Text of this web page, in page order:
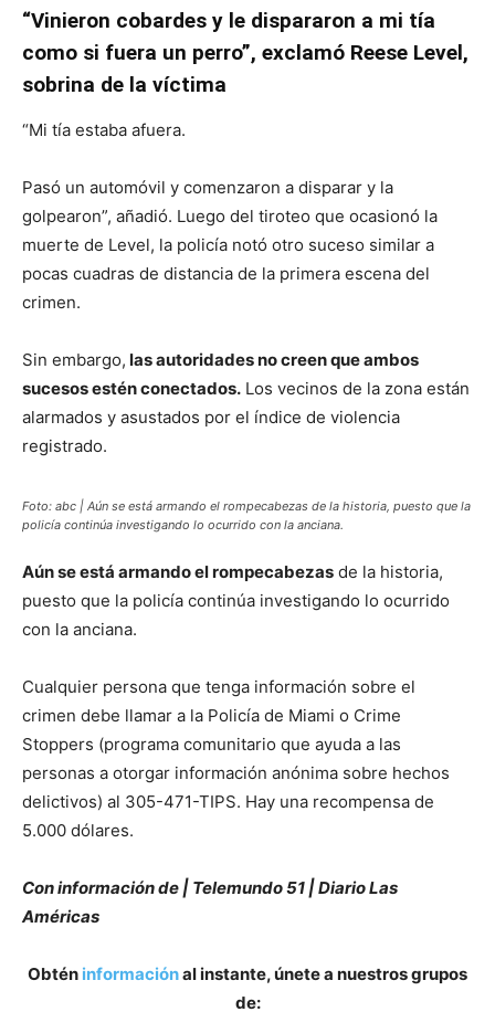
“Vinieron cobardes y le dispararon a mi tía
como si fuera un perro”, exclamó Reese Level,
sobrina de la víctima
“Mi tía estaba afuera.
Pasó un automóvil y comenzaron a disparar y la
golpearon”, añadió. Luego del tiroteo que ocasionó la
muerte de Level, la policía notó otro suceso similar a
pocas cuadras de distancia de la primera escena del
crimen.
Sin embargo, las autoridades no creen que ambos
sucesos estén conectados. Los vecinos de la zona están
alarmados y asustados por el índice de violencia
registrado.
Foto: abc | Aún se está armando el rompecabezas de la historia, puesto que la
policía continúa investigando lo ocurrido con la anciana.
Aún se está armando el rompecabezas de la historia,
puesto que la policía continúa investigando lo ocurrido
con la anciana.
Cualquier persona que tenga información sobre el
crimen debe llamar a la Policía de Miami o Crime
Stoppers (programa comunitario que ayuda a las
personas a otorgar información anónima sobre hechos
delictivos) al 305-471-TIPS. Hay una recompensa de
5.000 dólares.
Con información de | Telemundo 51 | Diario Las
Américas
Obtén informaciónal instante, únete a nuestros grupos
de: